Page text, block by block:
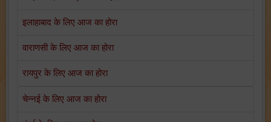
इलाहाबाद के लिए आज का होरा
वाराणसी के लिए आज का होरा
रायपुर के लिए आज का होरा
चेन्नई के लिए आज का होरा